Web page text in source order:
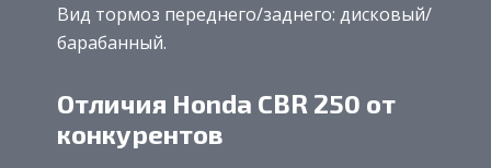
Вид тормоз переднего/заднего: дисковый/
барабанный.
Отличия Honda CBR 250 от
конкурентов